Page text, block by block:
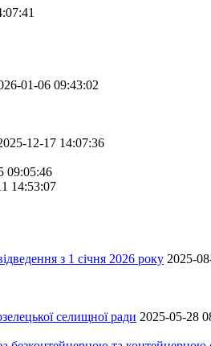
01-06 09:43:02
12-17 14:07:36
09:05:46
14:53:07
з 1 січня 2026 року 2025-
селищної ради 2025-05-28